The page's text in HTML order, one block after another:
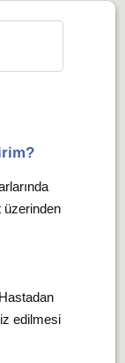
üzerinden
edilmesi